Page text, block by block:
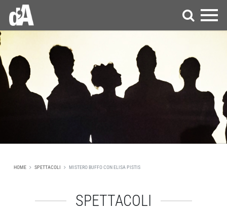
HOME SPETTACOLI MISTERO BUFFO CON ELISA PISTIS
SPETTACOLI